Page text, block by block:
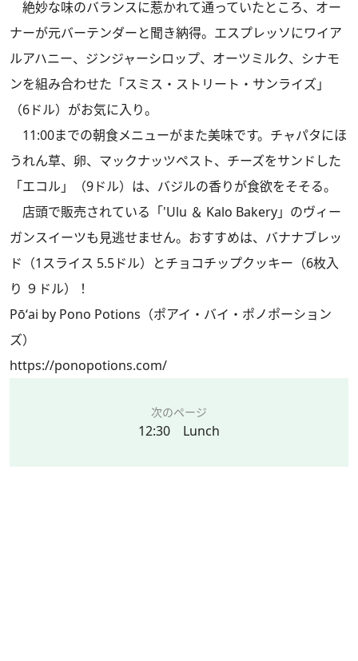
絶妙な味のバランスに惹かれて通っていたところ、オー
ナーが元バーテンダーと聞き納得。エスプレッソにワイア
ルアハニー、ジンジャーシロップ、オーツミルク、シナモ
ンを組み合わせた「スミス・ストリート・サンライズ」
（6ドル）がお気に入り。
11:00までの朝食メニューがまた美味です。チャパタにほ
うれん草、卵、マックナッツペスト、チーズをサンドした
「エコル」（9ドル）は、バジルの香りが食欲をそそる。
店頭で販売されている「'Ulu ＆ Kalo Bakery」のヴィー
ガンスイーツも見逃せません。おすすめは、バナナブレッ
ド（1スライス 5.5ドル）とチョコチップクッキー（6枚入
り ９ドル）！
Pōʻai by Pono Potions（ポアイ・バイ・ポノポーション
ズ）
https://ponopotions.com/
次のページ
12:30 Lunch